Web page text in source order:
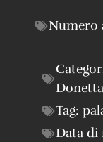
Numero
Donetta
Tag:
Data di